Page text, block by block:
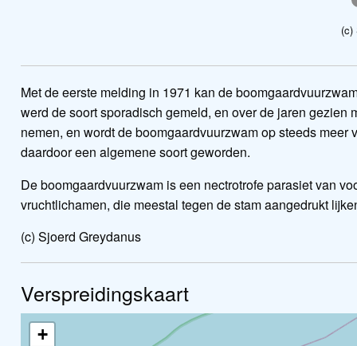
(c)
Met de eerste melding in 1971 kan de
werd de soort sporadisch gemeld, en over de jaren
nemen, en wordt de boomgaardvuurzwam op steeds
daardoor een algemene soort geworden.
De boomgaardvuurzwam is een nectrotrofe parasiet van
vruchtlichamen, die meestal tegen de stam aangedrukt
(c) Sjoerd Greydanus
Verspreidingskaart
+